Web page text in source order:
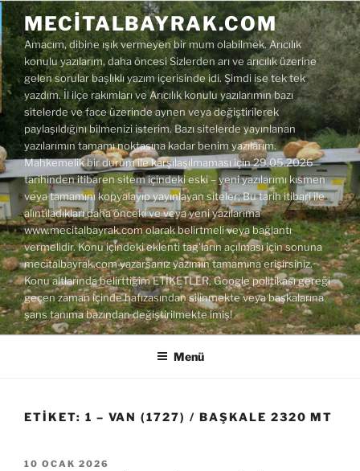
İçeriğe
geç MECITALBAYRAK.COM
Amacım, dibine ışık vermeyen bir mum olabilmek. Arıcılık
konulu yazılarım, daha öncesi Sizlerden arı ve arıcılık üzerine
gelen sorular başlıklı yazım içerisinde idi. Şimdi ise tek tek
yazdım. İl ilçe rakımları ve Arıcılık konulu yazılarımın bazı
sitelerde ve face üzerinde aynen veya değiştirilerek
paylaşıldığını bilmenizi isterim. Bazı sitelerde yayınlanan
yazılarımın tamamı noktasına kadar benim yazılarım.
Mahkemelik bir durum ile karşılaşılmaması için 29.05.2026
tarihinden itibaren sitem içindeki eski – yeni yazılarımı kısmen
veya tamamını kopyalayıp yayınlayan siteler; Bu tarih itibari ile
alıntıladıkları daha önceki ve veya yeni yazılarıma
www.mecitalbayrak.com olarak belirtmeli veya bağlantı
vermelidir. Konu içindeki eklenti tag'ların açılması için sonuna
mecitalbayrak.com yazarsanız yazımın tamamına erişirsiniz.
Konu altlarında belirttiğim ETİKETLER, Google politikası gereği
geçen zaman içinde hafızasından silinmekte veya başkalarına
şans tanıma bazından değiştirilmekte imiş!
Menü
ETIKET: 1 – VAN (1727) / BAŞKALE 2320 MT
YAYIM
10 OCAK 2026